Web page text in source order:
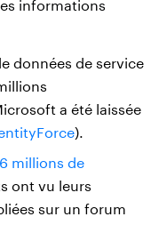
informations
données de service
a été laissée
).
millions de
ont vu leurs
sur un forum